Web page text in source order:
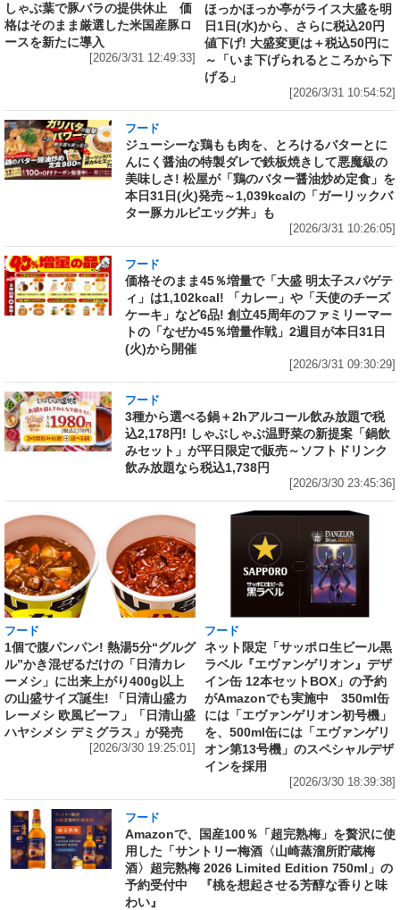
しゃぶ葉で豚バラの提供休止 価
格はそのまま厳選した米国産豚ロ
ースを新たに導入
[2026/3/31 12:49:33]
ほっかほっか亭がライス大盛を明
日1日(水)から、さらに税込20円
値下げ! 大盛変更は＋税込50円に
～「いま下げられるところから下
げる」
[2026/3/31 10:54:52]
フード
ジューシーな鶏もも肉を、とろけるバターとに
んにく醤油の特製ダレで鉄板焼きして悪魔級の
美味しさ! 松屋が「鶏のバター醤油炒め定食」を
本日31日(火)発売～1,039kcalの「ガーリックバ
ター豚カルビエッグ丼」も
[2026/3/31 10:26:05]
フード
価格そのまま45％増量で「大盛 明太子スパゲテ
ィ」は1,102kcal! 「カレー」や「天使のチーズ
ケーキ」など6品! 創立45周年のファミリーマー
トの「なぜか45％増量作戦」2週目が本日31日
(火)から開催
[2026/3/31 09:30:29]
フード
3種から選べる鍋＋2hアルコール飲み放題で税
込2,178円! しゃぶしゃぶ温野菜の新提案「鍋飲
みセット」が平日限定で販売～ソフトドリンク
飲み放題なら税込1,738円
[2026/3/30 23:45:36]
フード
1個で腹パンパン! 熱湯5分“グルグ
ル”かき混ぜるだけの「日清カレ
ーメシ」に出来上がり400g以上
の山盛サイズ誕生! 「日清山盛カ
レーメシ 欧風ビーフ」「日清山盛
ハヤシメシ デミグラス」が発売
[2026/3/30 19:25:01]
フード
ネット限定「サッポロ生ビール黒
ラベル『エヴァンゲリオン』デザ
イン缶 12本セットBOX」の予約
がAmazonでも実施中 350ml缶
には「エヴァンゲリオン初号機」
を、500ml缶には「エヴァンゲリ
オン第13号機」のスペシャルデザ
インを採用
[2026/3/30 18:39:38]
フード
Amazonで、国産100％「超完熟梅」を贅沢に使
用した「サントリー梅酒〈山崎蒸溜所貯蔵梅
酒〉超完熟梅 2026 Limited Edition 750ml」の
予約受付中 『桃を想起させる芳醇な香りと味
わい』